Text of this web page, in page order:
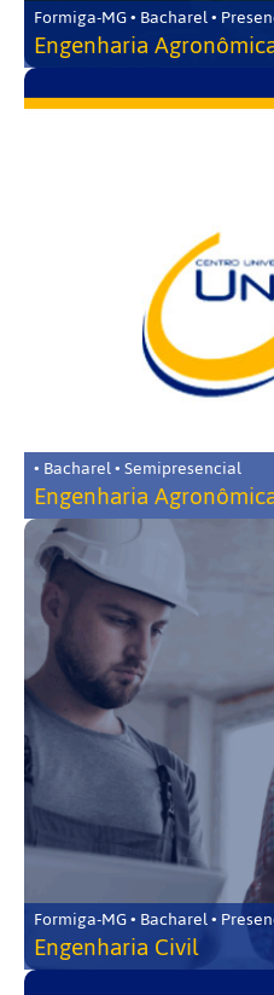
Formiga-MG • Bacharel •
Engenharia
• Bacharel • Semipresencial
Engenharia
Formiga-MG • Bacharel •
Engenharia Civil